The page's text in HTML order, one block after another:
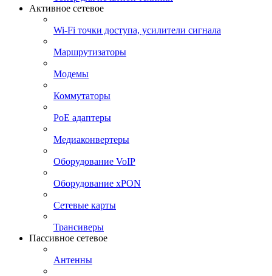
Активное сетевое
Wi-Fi точки доступа, усилители сигнала
Маршрутизаторы
Модемы
Коммутаторы
PoE адаптеры
Медиаконвертеры
Оборудование VoIP
Оборудование xPON
Сетевые карты
Трансиверы
Пассивное сетевое
Антенны